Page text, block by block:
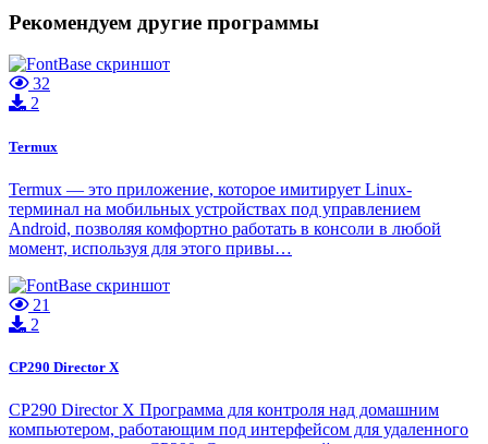
Рекомендуем другие программы
32
2
Termux
Termux — это приложение, которое имитирует Linux-
терминал на мобильных устройствах под управлением
Android, позволяя комфортно работать в консоли в любой
момент, используя для этого привы…
21
2
CP290 Director X
CP290 Director X Программа для контроля над домашним
компьютером, работающим под интерфейсом для удаленного